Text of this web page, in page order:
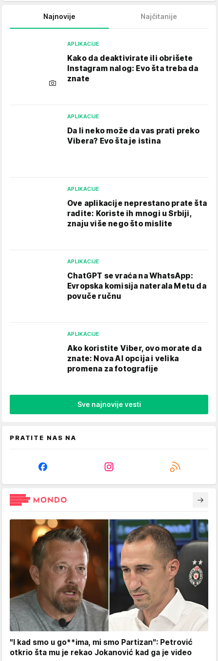
Najnovije Najčitanije
APLIKACIJE
Kako da deaktivirate ili obrišete
Instagram nalog: Evo šta treba da
znate
APLIKACIJE
Da li neko može da vas prati preko
Vibera? Evo šta je istina
APLIKACIJE
Ove aplikacije neprestano prate šta
radite: Koriste ih mnogi u Srbiji,
znaju više nego što mislite
APLIKACIJE
ChatGPT se vraća na WhatsApp:
Evropska komisija naterala Metu da
povuče ručnu
APLIKACIJE
Ako koristite Viber, ovo morate da
znate: Nova AI opcija i velika
promena za fotografije
Sve najnovije vesti
PRATITE NAS NA
"I kad smo u go**ima, mi smo Partizan": Petrović
otkrio šta mu je rekao Jokanović kad ga je video